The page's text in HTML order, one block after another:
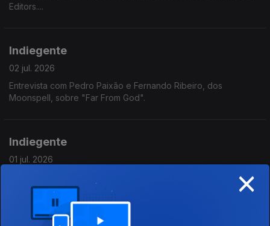
Editors....
Indiegente
02 jul. 2026
Entrevista com Pedro Paixão e Fernando Ribeiro, dos
Moonspell, sobre "Far From God".
Indiegente
01 jul. 2026
Inclui entre outros Yard Act, This is Lorelei, Chelsea Wolfe, PJ
Harvey, Black Bananas....
×